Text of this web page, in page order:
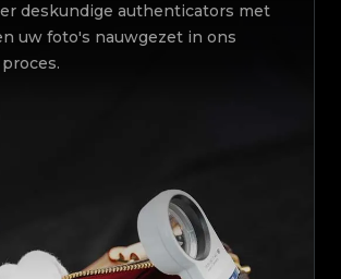
deskundige authenticators met
uw foto's nauwgezet in ons